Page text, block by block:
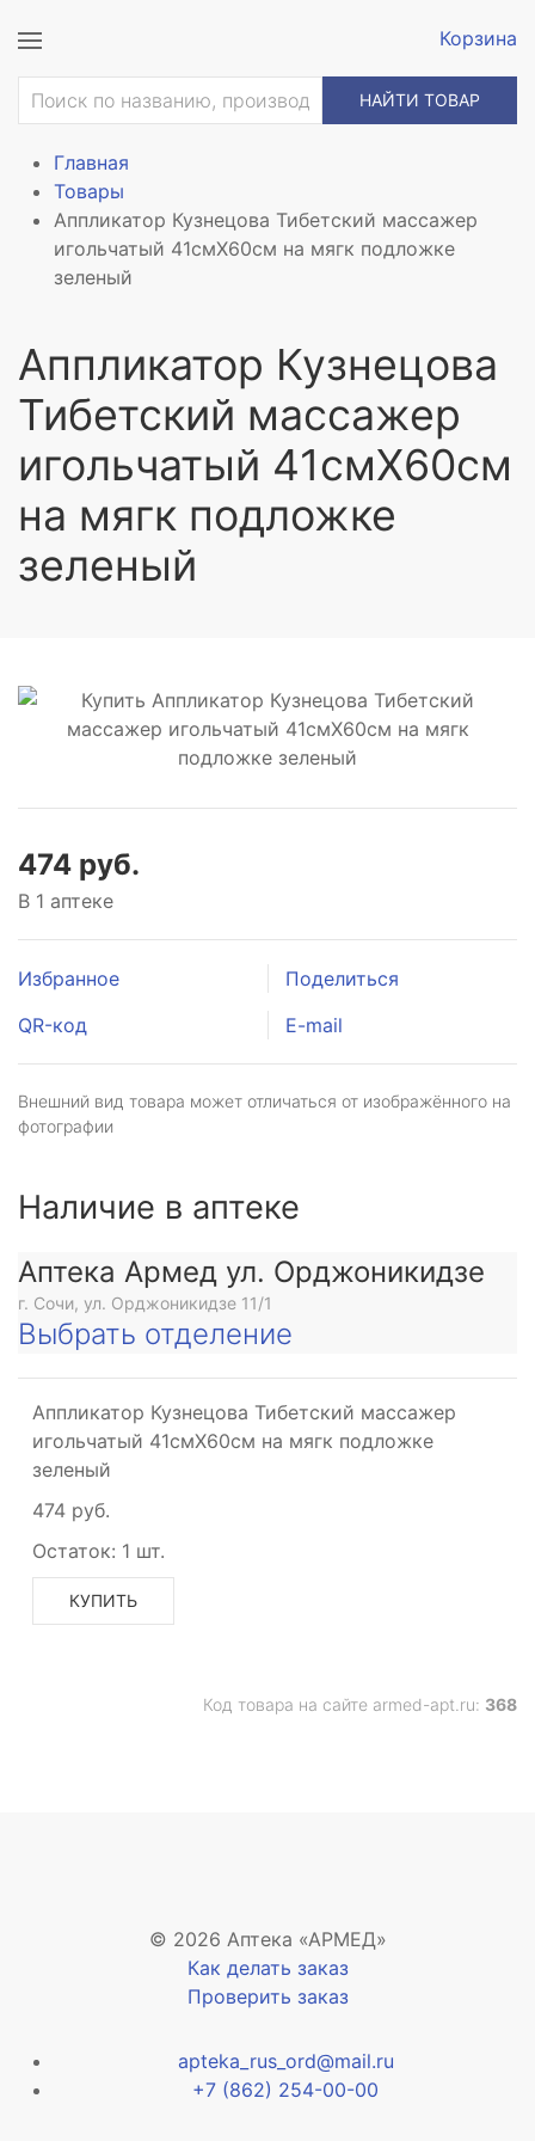
Корзина
НАЙТИ ТОВАР
Главная
Товары
Аппликатор Кузнецова Тибетский массажер
игольчатый 41смX60см на мягк подложке
зеленый
Аппликатор Кузнецова
Тибетский массажер
игольчатый 41смX60см
на мягк подложке
зеленый
474 руб.
В 1 аптеке
Избранное
Поделиться
QR-код
E-mail
Внешний вид товара может отличаться от изображённого на
фотографии
Наличие в аптеке
Аптека Армед ул. Орджоникидзе
г. Сочи, ул. Орджоникидзе 11/1
Выбрать отделение
Аппликатор Кузнецова Тибетский массажер
игольчатый 41смX60см на мягк подложке
зеленый
474 руб.
Остаток: 1 шт.
КУПИТЬ
Код товара на сайте armed-apt.ru: 368
© 2026 Аптека «АРМЕД»
Как делать заказ
Проверить заказ
apteka_rus_ord@mail.ru
+7 (862) 254-00-00